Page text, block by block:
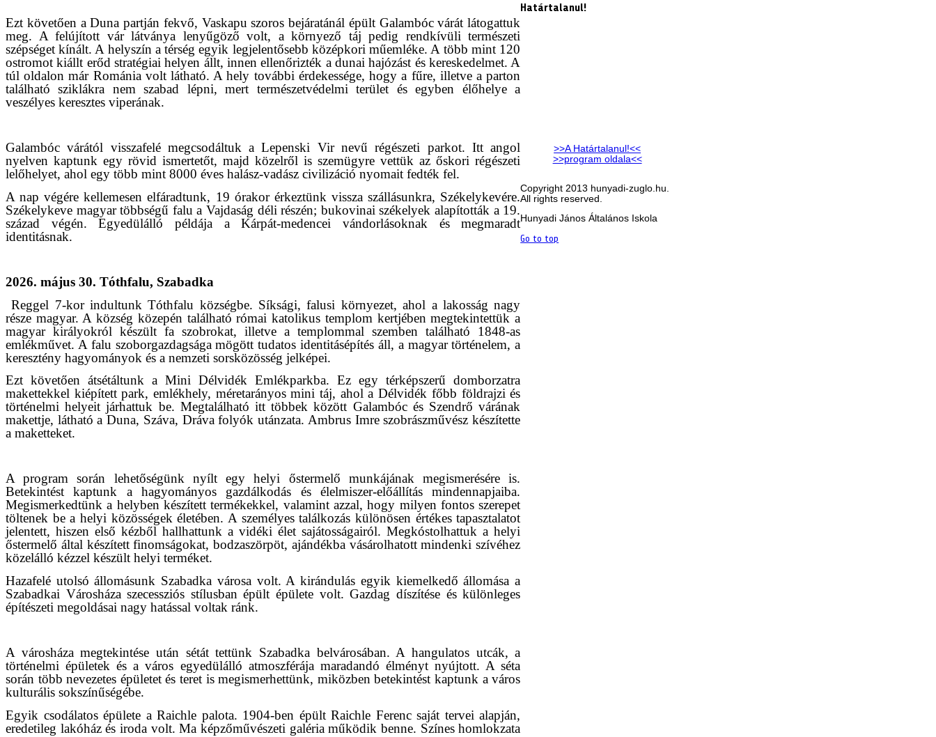
Ezt követően a Duna partján fekvő, Vaskapu szoros bejáratánál épült Galambóc várát látogattuk
meg. A felújított vár látványa lenyűgöző volt, a környező táj pedig rendkívüli természeti
szépséget kínált. A helyszín a térség egyik legjelentősebb középkori műemléke. A több mint 120
ostromot kiállt erőd stratégiai helyen állt, innen ellenőrizték a dunai hajózást és kereskedelmet. A
túl oldalon már Románia volt látható. A hely további érdekessége, hogy a fűre, illetve a parton
található sziklákra nem szabad lépni, mert természetvédelmi terület és egyben élőhelye a
veszélyes keresztes viperának.
Galambóc várától visszafelé megcsodáltuk a Lepenski Vir nevű régészeti parkot. Itt angol
nyelven kaptunk egy rövid ismertetőt, majd közelről is szemügyre vettük az őskori régészeti
lelőhelyet, ahol egy több mint 8000 éves halász-vadász civilizáció nyomait fedték fel.
A nap végére kellemesen elfáradtunk, 19 órakor érkeztünk vissza szállásunkra, Székelykevére.
Székelykeve magyar többségű falu a Vajdaság déli részén; bukovinai székelyek alapították a 19.
század végén. Egyedülálló példája a Kárpát-medencei vándorlásoknak és megmaradt
identitásnak.
2026. május 30. Tóthfalu, Szabadka
Reggel 7-kor indultunk Tóthfalu községbe. Síksági, falusi környezet, ahol a lakosság nagy
része magyar. A község közepén található római katolikus templom kertjében megtekintettük a
magyar királyokról készült fa szobrokat, illetve a templommal szemben található 1848-as
emlékművet. A falu szoborgazdagsága mögött tudatos identitásépítés áll, a magyar történelem, a
keresztény hagyományok és a nemzeti sorsközösség jelképei.
Ezt követően átsétáltunk a Mini Délvidék Emlékparkba. Ez egy térképszerű domborzatra
makettekkel kiépített park, emlékhely, méretarányos mini táj, ahol a Délvidék főbb földrajzi és
történelmi helyeit járhattuk be. Megtalálható itt többek között Galambóc és Szendrő várának
makettje, látható a Duna, Száva, Dráva folyók utánzata. Ambrus Imre szobrászművész készítette
a maketteket.
A program során lehetőségünk nyílt egy helyi őstermelő munkájának megismerésére is.
Betekintést kaptunk a hagyományos gazdálkodás és élelmiszer-előállítás mindennapjaiba.
Megismerkedtünk a helyben készített termékekkel, valamint azzal, hogy milyen fontos szerepet
töltenek be a helyi közösségek életében. A személyes találkozás különösen értékes tapasztalatot
jelentett, hiszen első kézből hallhattunk a vidéki élet sajátosságairól. Megkóstolhattuk a helyi
őstermelő által készített finomságokat, bodzaszörpöt, ajándékba vásárolhatott mindenki szívéhez
közelálló kézzel készült helyi terméket.
Hazafelé utolsó állomásunk Szabadka városa volt. A kirándulás egyik kiemelkedő állomása a
Szabadkai Városháza szecessziós stílusban épült épülete volt. Gazdag díszítése és különleges
építészeti megoldásai nagy hatással voltak ránk.
A városháza megtekintése után sétát tettünk Szabadka belvárosában. A hangulatos utcák, a
történelmi épületek és a város egyedülálló atmoszférája maradandó élményt nyújtott. A séta
során több nevezetes épületet és teret is megismerhettünk, miközben betekintést kaptunk a város
kulturális sokszínűségébe.
Egyik csodálatos épülete a Raichle palota. 1904-ben épült Raichle Ferenc saját tervei alapján,
eredetileg lakóház és iroda volt. Ma képzőművészeti galéria működik benne. Színes homlokzata
Határtalanul!
>>A Határtalanul!<<
>>program oldala<<
Copyright 2013 hunyadi-zuglo.hu.
All rights reserved.
Hunyadi János Általános Iskola
Go to top